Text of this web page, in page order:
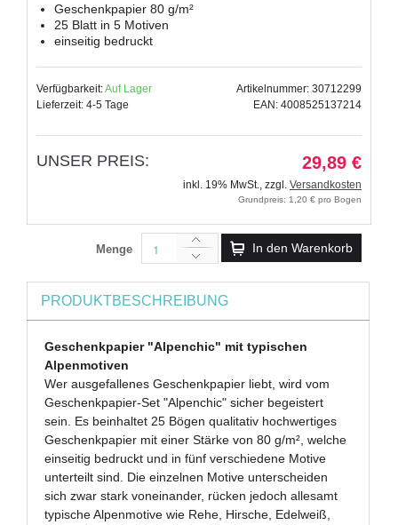
Geschenkpapier 80 g/m²
25 Blatt in 5 Motiven
einseitig bedruckt
Verfügbarkeit:Auf Lager
Lieferzeit: 4-5 Tage
Artikelnummer: 30712299
EAN: 4008525137214
UNSER PREIS: 29,89 €
inkl. 19% MwSt., zzgl. Versandkosten
Grundpreis: 1,20 € pro Bogen
Menge In den Warenkorb
PRODUKTBESCHREIBUNG
Geschenkpapier "Alpenchic" mit typischen
Alpenmotiven
Wer ausgefallenes Geschenkpapier liebt, wird vom
Geschenkpapier-Set "Alpenchic" sicher begeistert
sein. Es beinhaltet 25 Bögen qualitativ hochwertiges
Geschenkpapier mit einer Stärke von 80 g/m², welche
einseitig bedruckt und in fünf verschiedene Motive
unterteilt sind. Die einzelnen Motive unterscheiden
sich zwar stark voneinander, rücken jedoch allesamt
typische Alpenmotive wie Rehe, Hirsche, Edelweiß,